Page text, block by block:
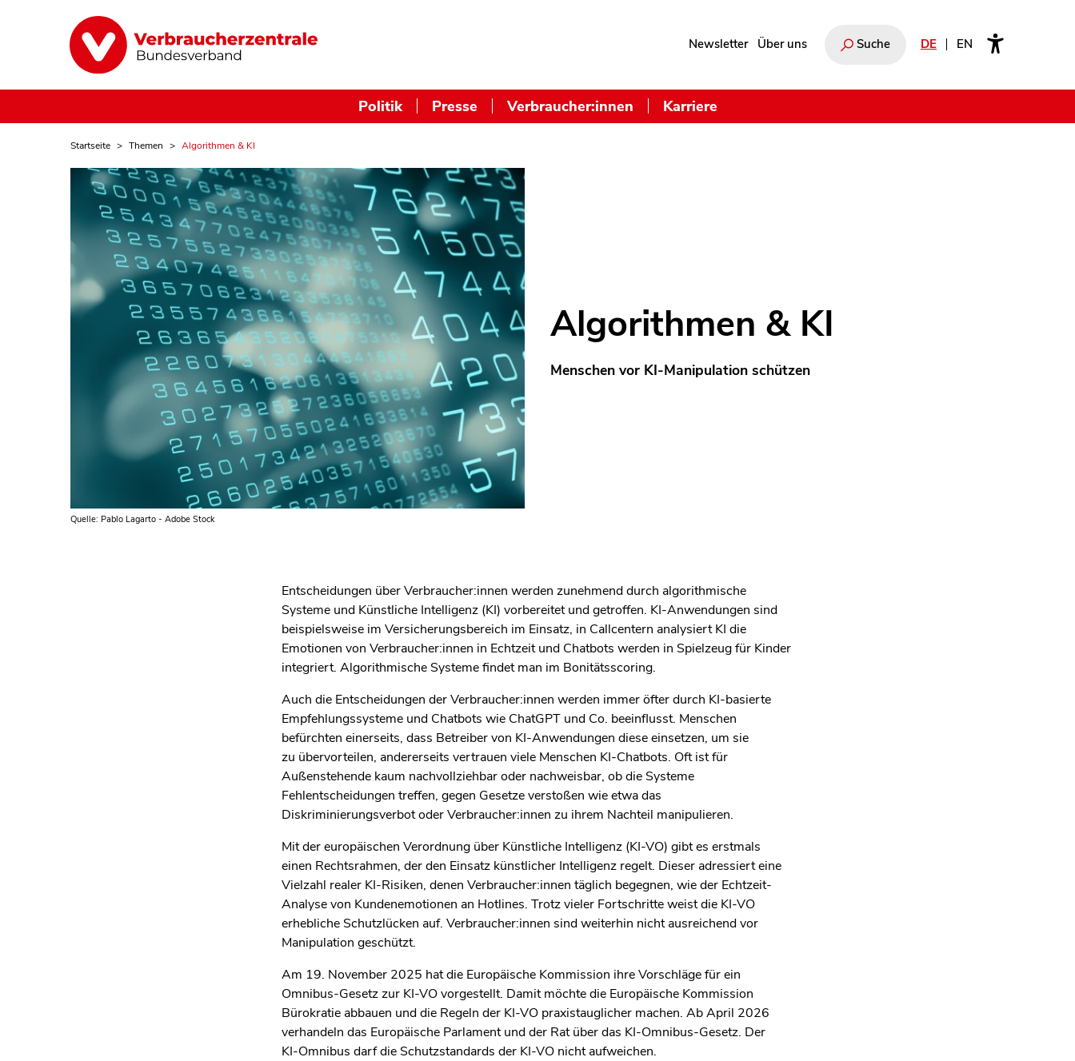
Newsletter Über uns Suche DE EN
Politik Presse Verbraucher:innen Karriere
Startseite Themen Algorithmen & KI
Quelle: Pablo Lagarto - Adobe Stock
Algorithmen & KI
Menschen vor KI-Manipulation schützen
Entscheidungen über Verbraucher:innen werden zunehmend durch algorithmische
Systeme und Künstliche Intelligenz (KI) vorbereitet und getroffen. KI-Anwendungen sind
beispielsweise im Versicherungsbereich im Einsatz, in Callcentern analysiert KI die
Emotionen von Verbraucher:innen in Echtzeit und Chatbots werden in Spielzeug für Kinder
integriert. Algorithmische Systeme findet man im Bonitätsscoring.
Auch die Entscheidungen der Verbraucher:innen werden immer öfter durch KI‑basierte
Empfehlungssysteme und Chatbots wie ChatGPT und Co. beeinflusst. Menschen
befürchten einerseits, dass Betreiber von KI‑Anwendungen diese einsetzen, um sie
zu übervorteilen, andererseits vertrauen viele Menschen KI‑Chatbots. Oft ist für
Außenstehende kaum nachvollziehbar oder nachweisbar, ob die Systeme
Fehlentscheidungen treffen, gegen Gesetze verstoßen wie etwa das
Diskriminierungsverbot oder Verbraucher:innen zu ihrem Nachteil manipulieren.
Mit der europäischen Verordnung über Künstliche Intelligenz (KI-VO) gibt es erstmals
einen Rechtsrahmen, der den Einsatz künstlicher Intelligenz regelt. Dieser adressiert eine
Vielzahl realer KI-Risiken, denen Verbraucher:innen täglich begegnen, wie der Echtzeit-
Analyse von Kundenemotionen an Hotlines. Trotz vieler Fortschritte weist die KI-VO
erhebliche Schutzlücken auf. Verbraucher:innen sind weiterhin nicht ausreichend vor
Manipulation geschützt.
Am 19. November 2025 hat die Europäische Kommission ihre Vorschläge für ein
Omnibus-Gesetz zur KI‑VO vorgestellt. Damit möchte die Europäische Kommission
Bürokratie abbauen und die Regeln der KI‑VO praxistauglicher machen. Ab April 2026
verhandeln das Europäische Parlament und der Ratüber das KI‑Omnibus‑Gesetz. Der
KI‑Omnibus darf die Schutzstandards der KI‑VO nicht aufweichen.